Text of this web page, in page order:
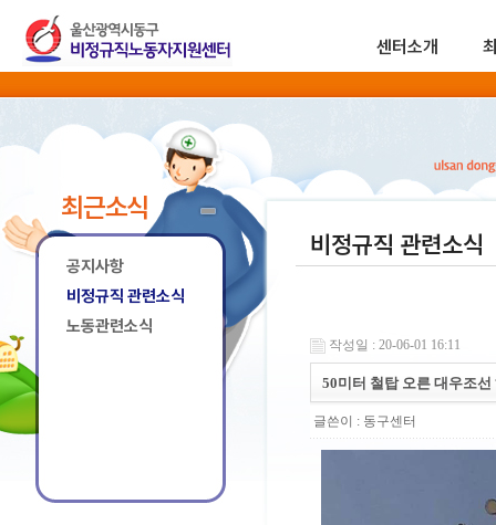
센터소개
최근소식
공지사항
비정규직 관련소식
노동관련소식
비정규직 관련소식
작성일 : 20-06-01 16:11
50미터 철탑 오른 대우조
글쓴이 : 동구센터